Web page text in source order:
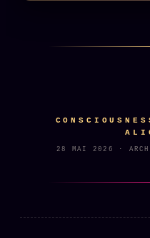
28 MAI 2026 ·